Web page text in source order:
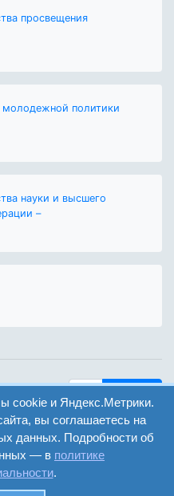
просвещения
молодежной политики
науки и высшего
–
Версия
сайта для
слабовидящих
cookie и Яндекс.Метрики.
вы соглашаетесь на
данных. Подробности об
— в политике
.